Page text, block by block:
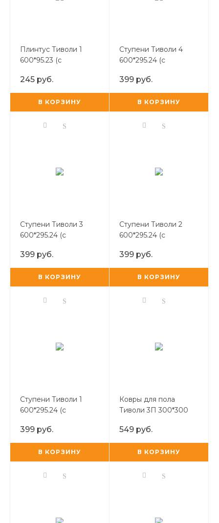
Плинтус Тиволи 1
600*95.23 (с
245 руб.
В КОРЗИНУ
Ступени Тиволи 4
600*295.24 (с
пропилами)
399 руб.
В КОРЗИНУ
Ступени Тиволи 3
600*295.24 (с
пропилами)
399 руб.
В КОРЗИНУ
Ступени Тиволи 2
600*295.24 (с
пропилами)
399 руб.
В КОРЗИНУ
Ступени Тиволи 1
600*295.24 (с
пропилами)
399 руб.
В КОРЗИНУ
Ковры для пола
Тиволи 3П 300*300
бежевый)
549 руб.
В КОРЗИНУ